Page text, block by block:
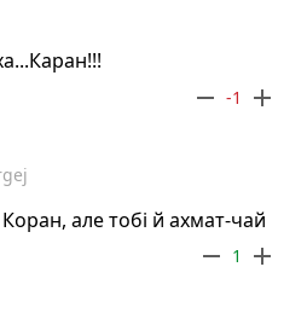
remove -1 add
але тобі й ахмат-чай
remove 1 add